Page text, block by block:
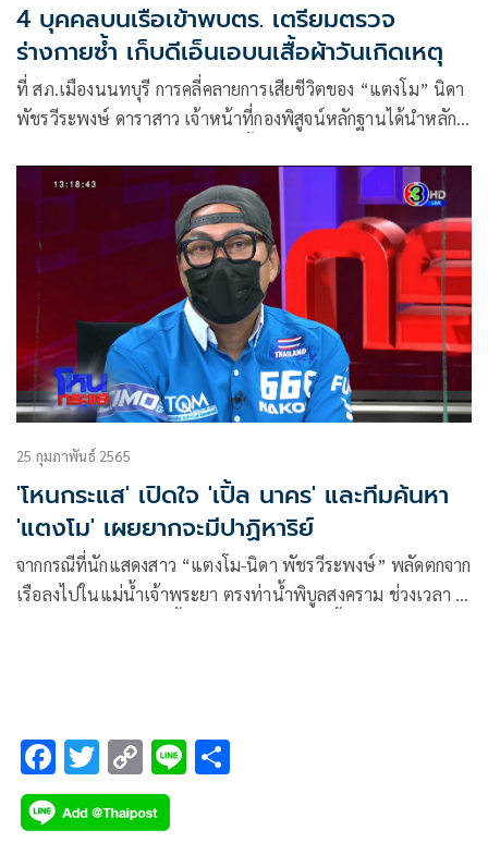
4 บุคคลบนเรือเข้าพบตร. เตรียมตรวจ
ร่างกายซ้ำ เก็บดีเอ็นเอบนเสื้อผ้าวันเกิดเหตุ
ที่ สภ.เมืองนนทบุรี การคลี่คลายการเสียชีวิตของ “แตงโม” นิดา
พัชรวีระพงษ์ ดาราสาว เจ้าหน้าที่กองพิสูจน์หลักฐานได้นำหลัก
และหลักฐานอื่นๆที่เกี่ยวข้องในคดีมามอบให้กับพนักงาน
สอบสวน ขณะเดียวกันแพทย์จากสถาบันนิติเวช รพ.ตำรวจ
25 กุมภาพันธ์ 2565
'โหนกระแส' เปิดใจ 'เปิ้ล นาคร' และทีมค้นหา
'แตงโม' เผยยากจะมีปาฏิหาริย์
จากกรณีที่นักแสดงสาว “แตงโม-นิดา พัชรวีระพงษ์” พลัดตกจาก
เรือลงไปในแม่น้ำเจ้าพระยา ตรงท่าน้ำพิบูลสงคราม ช่วงเวลา 4
นาคร, จอม, อ้น ทีมที่ลงไปค้นหานักแสดงสาวตั้งแต่เมื่อคืนจนถึง
เช้า
F
ac
e
T
wi
tt
C
o
p
Li